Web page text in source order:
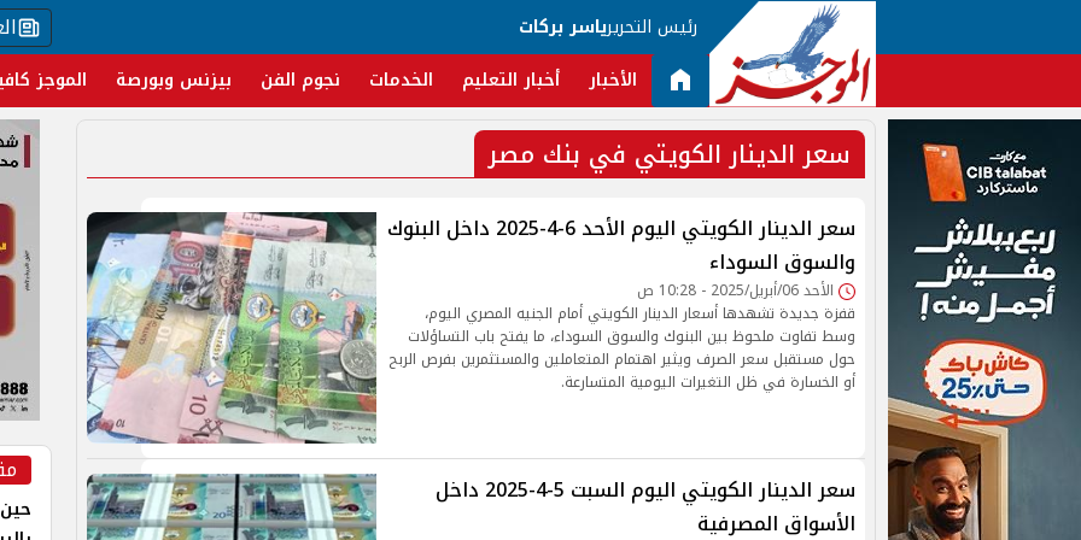
رئيس التحريرياسر بركات
الأخبار أخبار التعليم الخدمات نجوم الفن بيزنس وبورصة الموجز
سعر الدينار الكويتي في بنك مصر
سعر الدينار الكويتي اليوم الأحد 6-4-2025 داخل البنوك
والسوق السوداء
الأحد 06/أبريل/2025 - 10:28 ص
قفزة جديدة تشهدها أسعار الدينار الكويتي أمام الجنيه المصري اليوم،
وسط تفاوت ملحوظ بين البنوك والسوق السوداء، ما يفتح باب التساؤلات
حول مستقبل سعر الصرف ويثير اهتمام المتعاملين والمستثمرين بفرص الربح
أو الخسارة في ظل التغيرات اليومية المتسارعة.
سعر الدينار الكويتي اليوم السبت 5-4-2025 داخل
الأسواق المصرفية